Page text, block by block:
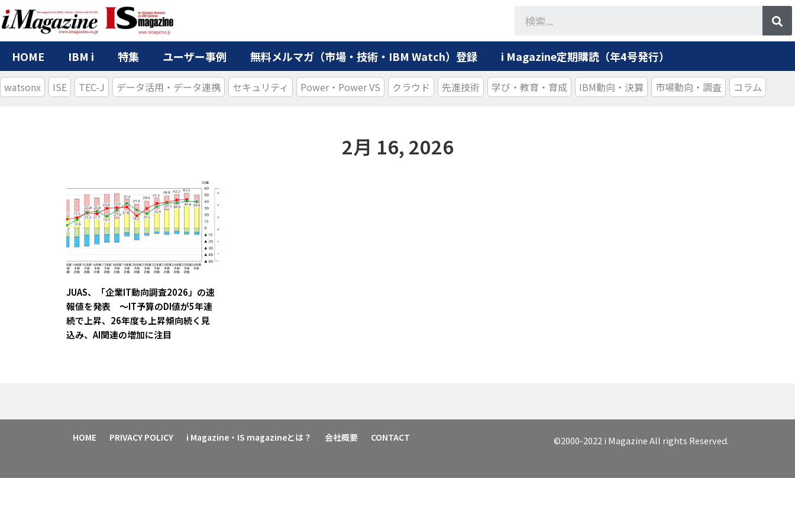
HOME IBM i 特集 ユーザー事例 無料メルマガ（市場・技術・IBM Watch）登録 i Magazine定期購読（年4号発行）
watsonx ISE TEC-J データ活用・データ連携 セキュリティ Power・Power VS クラウド 先進技術 学び・教育・育成 IBM動向・決算 市場動向・調査 コラム
2月 16, 2026
JUAS、「企業IT動向調査2026」の速
報値を発表 ～IT予算のDI値が5年連
続で上昇、26年度も上昇傾向続く見
込み、AI関連の増加に注目
HOME PRIVACY POLICY i Magazine・IS magazineとは？ 会社概要 CONTACT ©2000-2022 i Magazine All rights Reserved.